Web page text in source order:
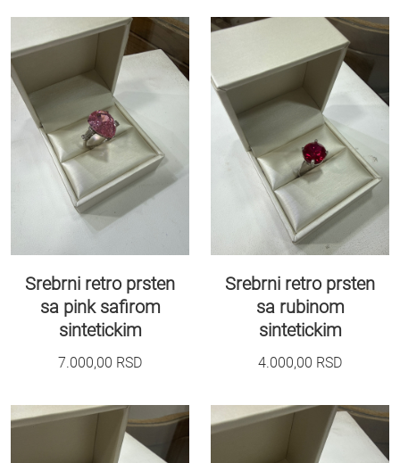
Srebrni retro prsten
sa pink safirom
sintetickim
7.000,00 RSD
Srebrni retro prsten
sa rubinom
sintetickim
4.000,00 RSD